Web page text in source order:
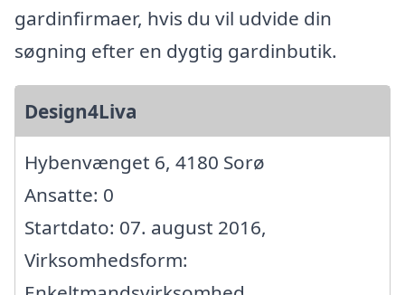
gardinfirmaer, hvis du vil udvide din
søgning efter en dygtig gardinbutik.
Design4Liva
Hybenvænget 6, 4180 Sorø
Ansatte: 0
Startdato: 07. august 2016,
Virksomhedsform: